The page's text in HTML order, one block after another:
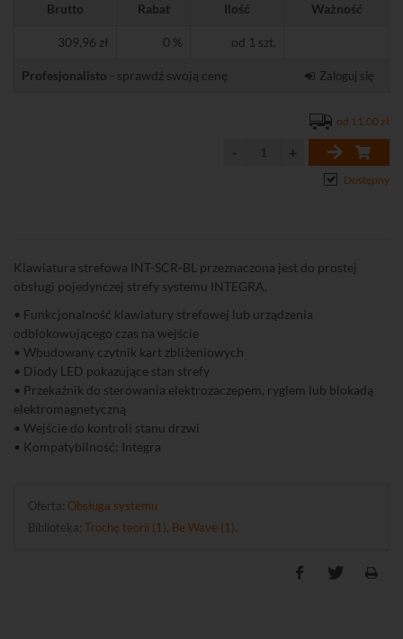
Brutto Rabat Ilość Ważność
309,96 zł 0 % od 1 szt.
Profesjonalisto - sprawdź swoją cenę Zaloguj się
od 11,00 zł
Dostępny
Klawiatura strefowa INT-SCR-BL przeznaczona jest do prostej
obsługi pojedynczej strefy systemu INTEGRA.
• Funkcjonalność klawiatury strefowej lub urządzenia
odblokowującego czas na wejście
• Wbudowany czytnik kart zbliżeniowych
• Diody LED pokazujące stan strefy
• Przekaźnik do sterowania elektrozaczepem, ryglem lub blokadą
elektromagnetyczną
• Wejście do kontroli stanu drzwi
• Kompatybilność: Integra
Oferta: Obsługa systemu
Biblioteka: Trochę teorii (1) Be Wave (1)